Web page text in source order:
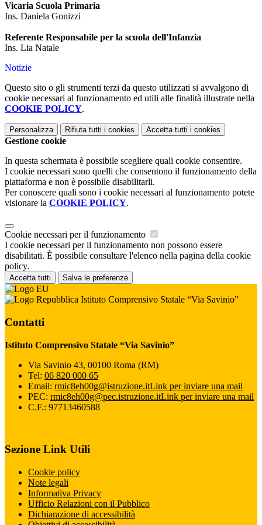
Vicaria Scuola Primaria
Ins. Daniela Gonizzi
Referente Responsabile per la scuola dell'Infanzia
Ins. Lia Natale
Notizie
Questo sito o gli strumenti terzi da questo utilizzati si avvalgono di
cookie necessari al funzionamento ed utili alle finalità illustrate nella
COOKIE POLICY.
Personalizza Rifiuta tutti i cookies Accetta tutti i cookies
Gestione cookie
In questa schermata è possibile scegliere quali cookie consentire.
I cookie necessari sono quelli che consentono il funzionamento della
piattaforma e non è possibile disabilitarli.
Per conoscere quali sono i cookie necessari al funzionamento potete
visionare la COOKIE POLICY.
Cookie necessari per il funzionamento
I cookie necessari per il funzionamento non possono essere
disabilitati. È possibile consultare l'elenco nella pagina della cookie
policy.
Accetta tutti Salva le preferenze
Istituto Comprensivo Statale “Via Savinio”
Contatti
Istituto Comprensivo Statale “Via Savinio”
Via Savinio 43, 00100 Roma (RM)
Tel: 06 820 000 65
Email: rmic8eh00g@istruzione.itLink per inviare una mail
PEC: rmic8eh00g@pec.istruzione.itLink per inviare una mail
C.F.: 97713460588
Sezione Link Utili
Cookie policy
Note legali
Informativa Privacy
Ufficio Relazioni con il Pubblico
Dichiarazione di accessibilità